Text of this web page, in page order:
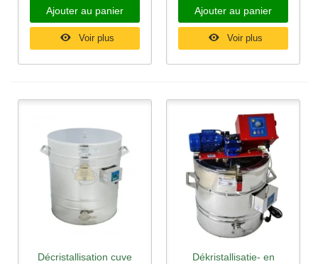
Ajouter au panier
Voir plus
Ajouter au panier
Voir plus
Décristallisation cuve
Dékristallisatie- en